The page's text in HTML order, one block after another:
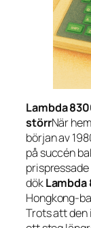
Lambda
störrNär
början av
på succén
dökLambda
Hongkong-
Trots att den